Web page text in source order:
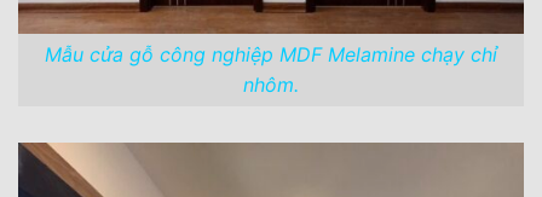
Mẫu cửa gỗ công nghiệp MDF Melamine chạy chỉ
nhôm.